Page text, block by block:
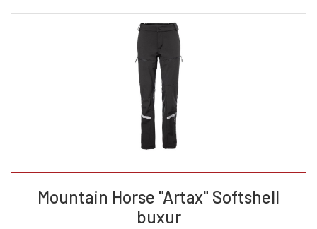
Mountain Horse "Artax" Softshell
buxur